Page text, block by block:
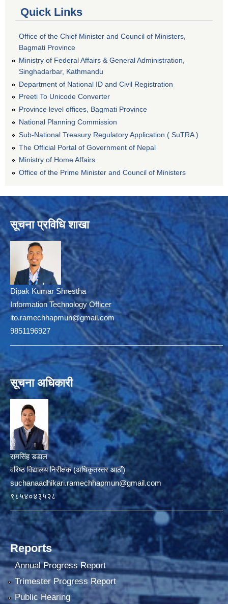
Quick Links
Office of the Chief Minister and Council of Ministers,
Bagmati Province
Ministry of Federal Affairs & General Administration,
Singhadarbar, Kathmandu
Department of National ID and Civil Registration
Preeti To Unicode Converter
Province level offices, Bagmati Province
National Planning Commission
Sub-National Treasury Regulatory Application ( SuTRA )
The Official Portal of Government of Nepal
Ministry of Home Affairs
Office of the Prime Minister and Council of Ministers
सूचना प्रविधि शाखा
Dipak Kumar Shrestha
Information Technology Officer
ito.ramechhapmun@gmail.com
9851196927
सूचना अधिकारी
रामसिंह डडाल
वरिष्ठ विद्यालय निरीक्षक (अधिकृतस्तर आठौं)
suchanaadhikari.ramechhapmun@gmail.com
९८५४०४३५२८
Reports
Annual Progress Report
Trimester Progress Report
Public Hearing